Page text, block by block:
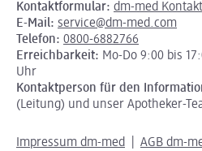
Kontaktformular: dm-med
E-Mail: service@dm-med.com
Telefon: 0800-6882766
Erreichbarkeit: Mo-Do 9:00 bis
Uhr
Kontaktperson für den
(Leitung) und unser Apotheker-
Impressum dm-med
AGB dm-